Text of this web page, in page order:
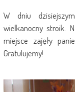
W dniu
wielkanocny stroik.
miejsce zajęły
Gratulujemy!